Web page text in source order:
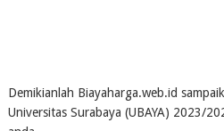
Demikianlah Biayaharga.web.id
Universitas Surabaya (UBAYA) 2023/